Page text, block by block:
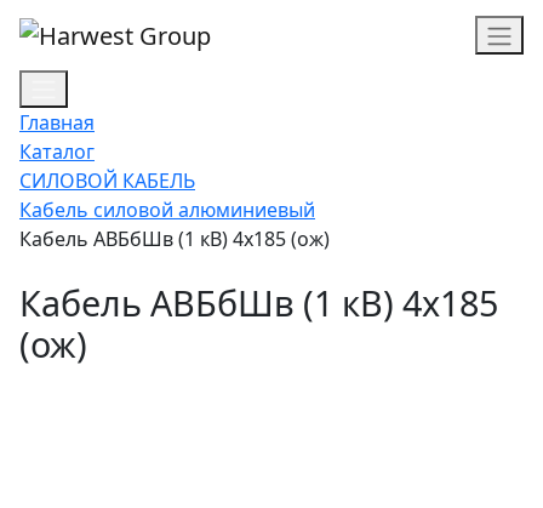
Главная
Каталог
СИЛОВОЙ КАБЕЛЬ
Кабель силовой алюминиевый
Кабель АВБбШв (1 кВ) 4х185 (ож)
Кабель АВБбШв (1 кВ) 4х185
(ож)